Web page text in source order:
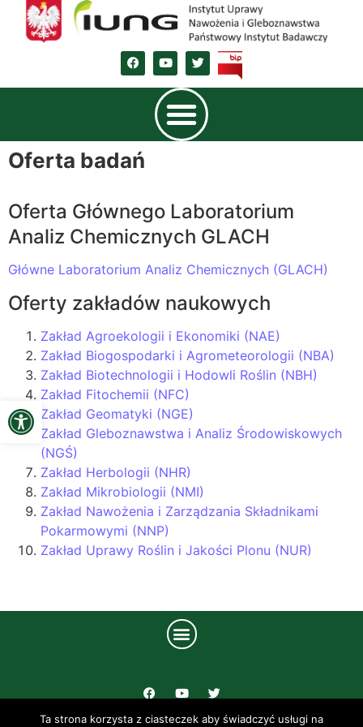
Open toolbar
Oferta badań
Oferta Głównego Laboratorium
Analiz Chemicznych GLACH
Główne Laboratorium Analiz Chemicznych (GLACH)
Oferty zakładów naukowych
Zakład Agroekologii i Ekonomiki (NAE)
Zakład Biogospodarki i Agrometeorologii (NBA)
Zakład Biotechnologii i Hodowli Roślin (NBH)
Zakład Fitochemii (NFC)
Zakład Geomatyki (NGE)
Zakład Gleboznawstwa i Analiz Środowiskowych
(NGŚ)
Zakład Herbologii (NHR)
Zakład Mikrobiologii (NMI)
Zakład Nawożenia i Zarządzania Składnikami
Pokarmowymi (NNP)
Zakład Uprawy Roślin i Jakości Plonu (NUR)
Ta strona korzysta z ciasteczek aby świadczyć usługi na